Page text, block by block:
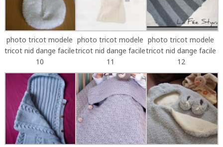
photo tricot modele
tricot nid dange facile
10
photo tricot modele
tricot nid dange facile
11
photo tricot modele
tricot nid dange facile
12